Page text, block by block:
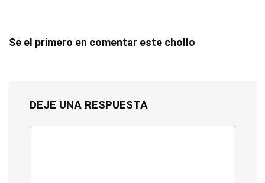
Se el primero en comentar este chollo
DEJE UNA RESPUESTA